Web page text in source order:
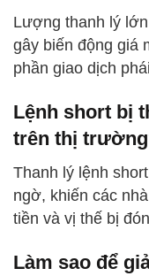
Lượng thanh lý
gây biến động giá
phần giao dịch
Lệnh short bị
trên thị
Thanh lý lệnh
ngờ, khiến các
tiền và vị thế bị
Làm sao để